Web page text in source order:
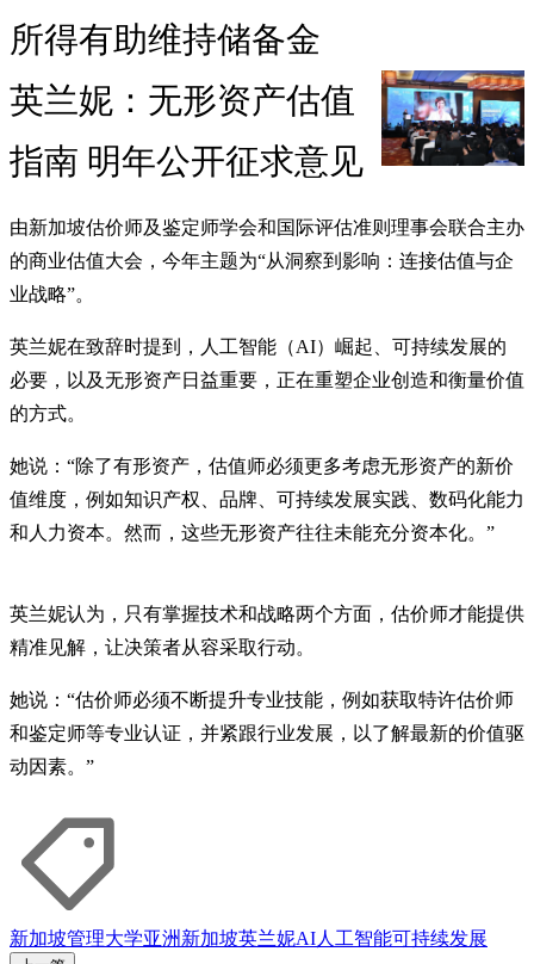
所得有助维持储备金
英兰妮：无形资产估值
指南 明年公开征求意见
由新加坡估价师及鉴定师学会和国际评估准则理事会联合主办
的商业估值大会，今年主题为“从洞察到影响：连接估值与企
业战略”。
英兰妮在致辞时提到，人工智能（AI）崛起、可持续发展的
必要，以及无形资产日益重要，正在重塑企业创造和衡量价值
的方式。
她说：“除了有形资产，估值师必须更多考虑无形资产的新价
值维度，例如知识产权、品牌、可持续发展实践、数码化能力
和人力资本。然而，这些无形资产往往未能充分资本化。”
英兰妮认为，只有掌握技术和战略两个方面，估价师才能提供
精准见解，让决策者从容采取行动。
她说：“估价师必须不断提升专业技能，例如获取特许估价师
和鉴定师等专业认证，并紧跟行业发展，以了解最新的价值驱
动因素。”
新加坡管理大学亚洲 新加坡英兰妮AI人工智能可持续发展